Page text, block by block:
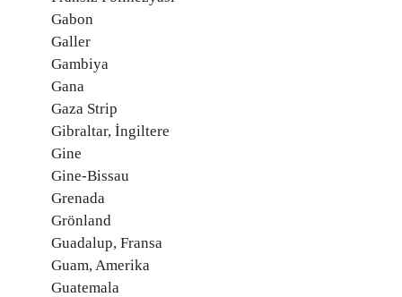
Gabon
Galler
Gambiya
Gana
Gaza Strip
Gibraltar, İngiltere
Gine
Gine-Bissau
Grenada
Grönland
Guadalup, Fransa
Guam, Amerika
Guatemala